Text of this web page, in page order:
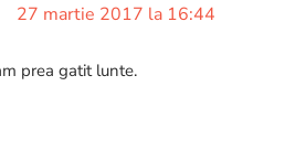
27 martie 2017 la 16:44
prea gatit lunte.